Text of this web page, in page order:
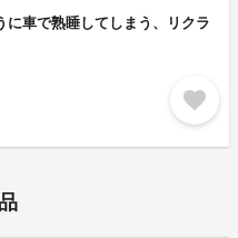
に車で熟睡してしまう、リクラ
favorite